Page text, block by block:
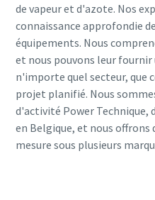
de vapeur et d'azote. Nos
connaissance approfondie
équipements. Nous
et nous pouvons leur
n'importe quel secteur, que
projet planifié. Nous
d'activité Power Technique,
en Belgique, et nous
mesure sous plusieurs